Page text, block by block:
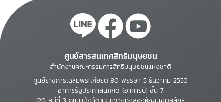
ศูนย์สารสนเทศสิทธิมนุษยชน
สำนักงานคณะกรรมการสิทธิมนุษยชนแห่งชาติ
ศูนย์ราชการเฉลิมพระเกียรติ 80 พรรษา 5 ธันวาคม 2550
อาคารรัฐประศาสนภักดี (อาคารบี) ชั้น 7